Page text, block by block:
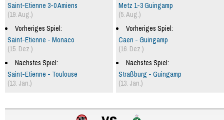
Metz 1-3 Guingamp
(5. Aug.)
Vorheriges Spiel:
Caen - Guingamp
(16. Dez.)
Nächstes Spiel:
Straßburg - Guingamp
(13. Jan.)
Saint-Etienne 3-0 Amiens
(19. Aug.)
Vorheriges Spiel:
Saint-Etienne - Monaco
(15. Dez.)
Nächstes Spiel:
Saint-Etienne - Toulouse
(13. Jan.)